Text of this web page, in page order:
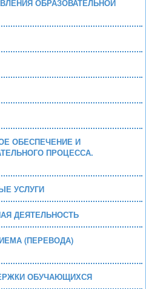
ОБРАЗОВАТЕЛЬНОЙ
ОБЕСПЕЧЕНИЕ И
ПРОЦЕССА.
УСЛУГИ
ДЕЯТЕЛЬНОСТЬ
(ПЕРЕВОДА)
ОБУЧАЮЩИХСЯ